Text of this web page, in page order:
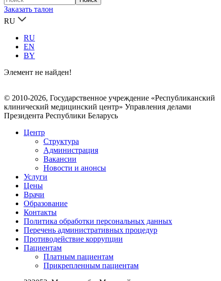
Заказать талон
RU
RU
EN
BY
Элемент не найден!
© 2010-2026, Государственное учреждение «Республиканский
клинический медицинский центр» Управления делами
Президента Республики Беларусь
Центр
Структура
Администрация
Вакансии
Новости и анонсы
Услуги
Цены
Врачи
Образование
Контакты
Политика обработки персональных данных
Перечень административных процедур
Противодействие коррупции
Пациентам
Платным пациентам
Прикрепленным пациентам